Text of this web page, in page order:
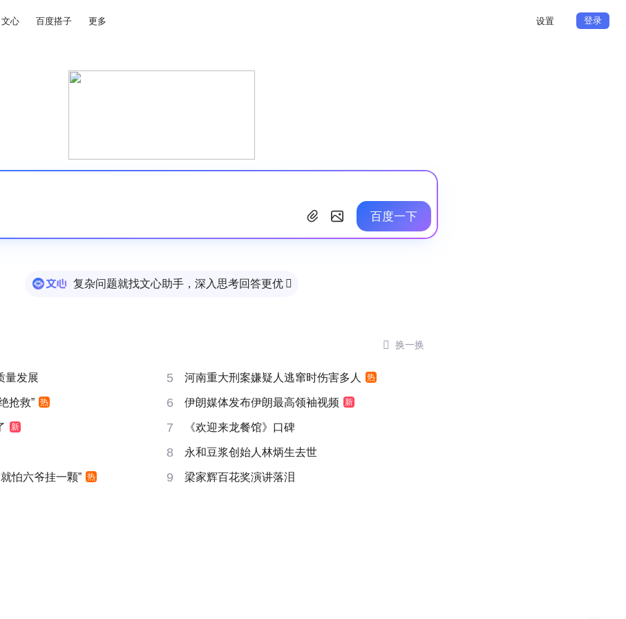
文心 百度搭子 更多 设置 登录
百度一下
复杂问题就找文心助手，深入思考回答更优 
 换一换
量发展 5 河南重大刑案嫌疑人逃窜时伤害多人 热
抢救” 热 6 伊朗媒体发布伊朗最高领袖视频 新
新 7 《欢迎来龙餐馆》口碑
8 永和豆浆创始人林炳生去世
怕六爷挂一颗” 热 9 梁家辉百花奖演讲落泪